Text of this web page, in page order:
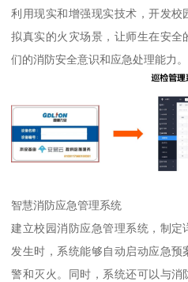
利用现实和增强现实技术，开发
拟真实的火灾场景，让师生在安
们的消防安全意识和应急处理能力。
智慧消防应急管理系统
建立校园消防应急管理系统，制
发生时，系统能够自动启动应急
警和灭火。同时，系统还可以与